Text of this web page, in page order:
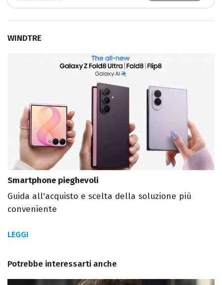
WINDTRE
Smartphone pieghevoli
Guida all'acquisto e scelta della soluzione più
conveniente
LEGGI
Potrebbe interessarti anche